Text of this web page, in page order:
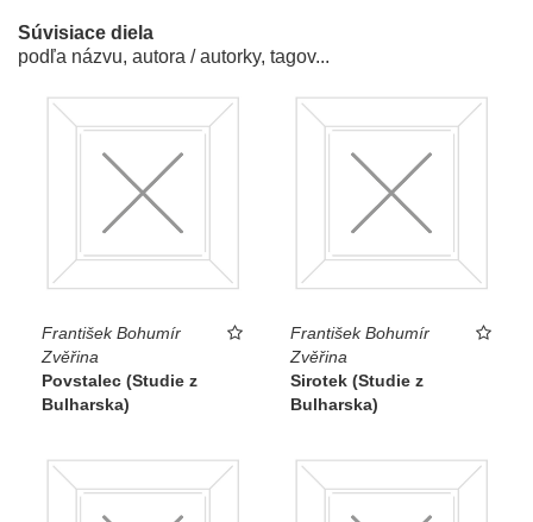
Súvisiace diela
podľa názvu, autora / autorky, tagov...
František Bohumír
Zvěřina
Povstalec (Studie z
Bulharska)
František Bohumír
Zvěřina
Sirotek (Studie z
Bulharska)